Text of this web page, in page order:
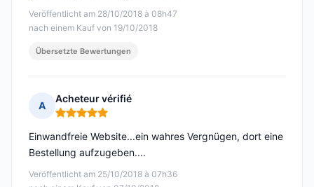
Veröffentlicht am 28/10/2018 à 08h47
nach einem Kauf von 19/10/2018
Übersetzte Bewertungen
A
Acheteur vérifié
Hinweis: 5 von 5
Veröffentlicht am 25/10/2018 à 07h36
Einwandfreie Website...ein wahres Vergnügen, dort eine
Bestellung aufzugeben....